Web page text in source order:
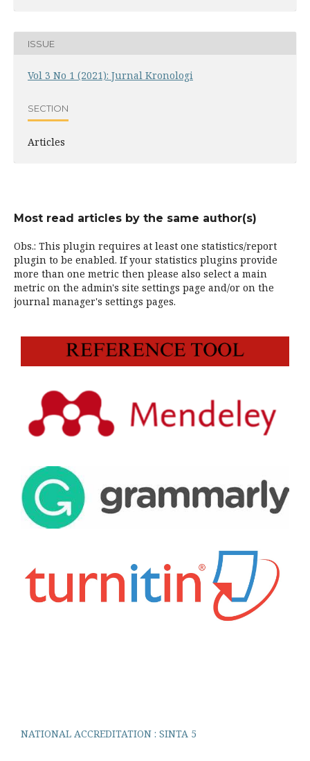
ISSUE
Vol 3 No 1 (2021): Jurnal Kronologi
SECTION
Articles
Most read articles by the same author(s)
Obs.: This plugin requires at least one statistics/report
plugin to be enabled. If your statistics plugins provide
more than one metric then please also select a main
metric on the admin's site settings page and/or on the
journal manager's settings pages.
NATIONAL ACCREDITATION : SINTA 5